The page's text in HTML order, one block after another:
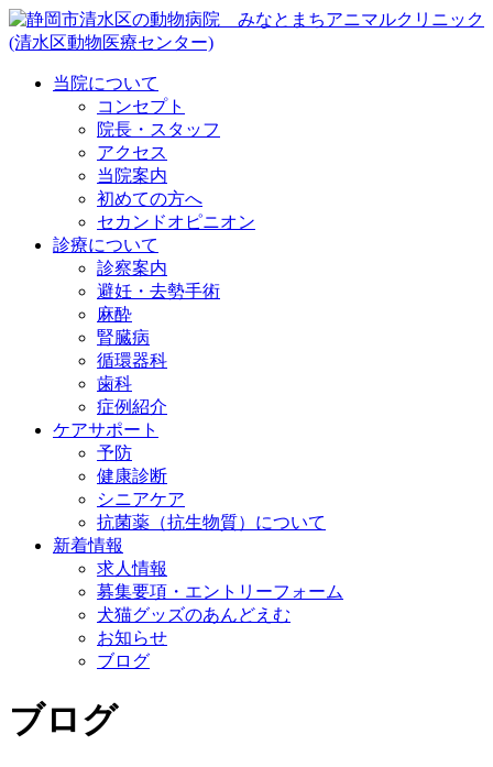
当院について
コンセプト
院長・スタッフ
アクセス
当院案内
初めての方へ
セカンドオピニオン
診療について
診察案内
避妊・去勢手術
麻酔
腎臓病
循環器科
歯科
症例紹介
ケアサポート
予防
健康診断
シニアケア
抗菌薬（抗生物質）について
新着情報
求人情報
募集要項・エントリーフォーム
犬猫グッズのあんどえむ
お知らせ
ブログ
ブログ